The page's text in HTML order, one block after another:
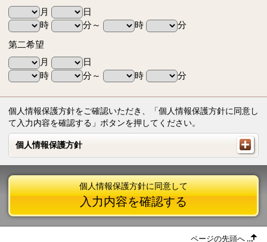
月
日
時
分～ 時
分
第二希望
月
日
時
分～ 時 分
個人情報保護方針をご確認いただき、「個人情報保護方針に同意し
て入力内容を確認する」ボタンを押してください。
個人情報保護方針
個人情報保護方針
個人情報保護方針に同意して
入力内容を確認する
ページの先頭へ